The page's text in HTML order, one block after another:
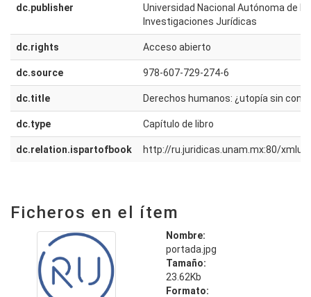
dc.publisher
Universidad Nacional Autónoma de
Investigaciones Jurídicas
dc.rights Acceso abierto
dc.source 978-607-729-274-6
dc.title Derechos humanos: ¿utopía sin
dc.type Capítulo de libro
dc.relation.ispartofbook http://ru.juridicas.unam.mx:80/
Ficheros en el ítem
Nombre:
portada.jpg
Tamaño:
23.62Kb
Formato: